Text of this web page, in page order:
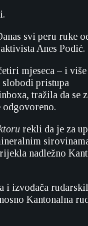
svi peru ruke
Anes Podić.
mjeseca – i više
pristupa
tražila da se
odgovoreno.
rekli da je za
nadležno
i izvođača
Kantonalna